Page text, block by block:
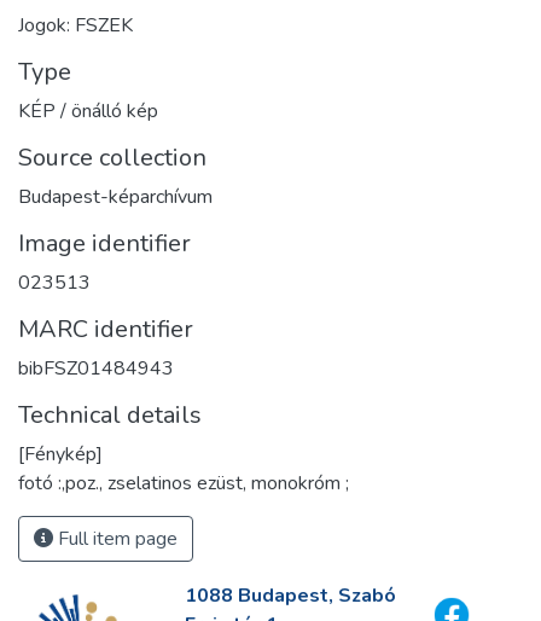
Jogok: FSZEK
Type
KÉP / önálló kép
Source collection
Budapest-képarchívum
Image identifier
023513
MARC identifier
bibFSZ01484943
Technical details
[Fénykép]
fotó :,poz., zselatinos ezüst, monokróm ;
Full item page
1088 Budapest, Szabó